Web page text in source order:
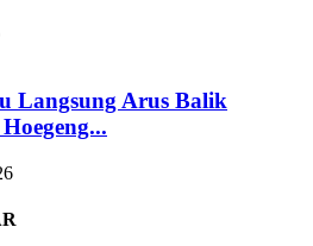
Langsung Arus Balik